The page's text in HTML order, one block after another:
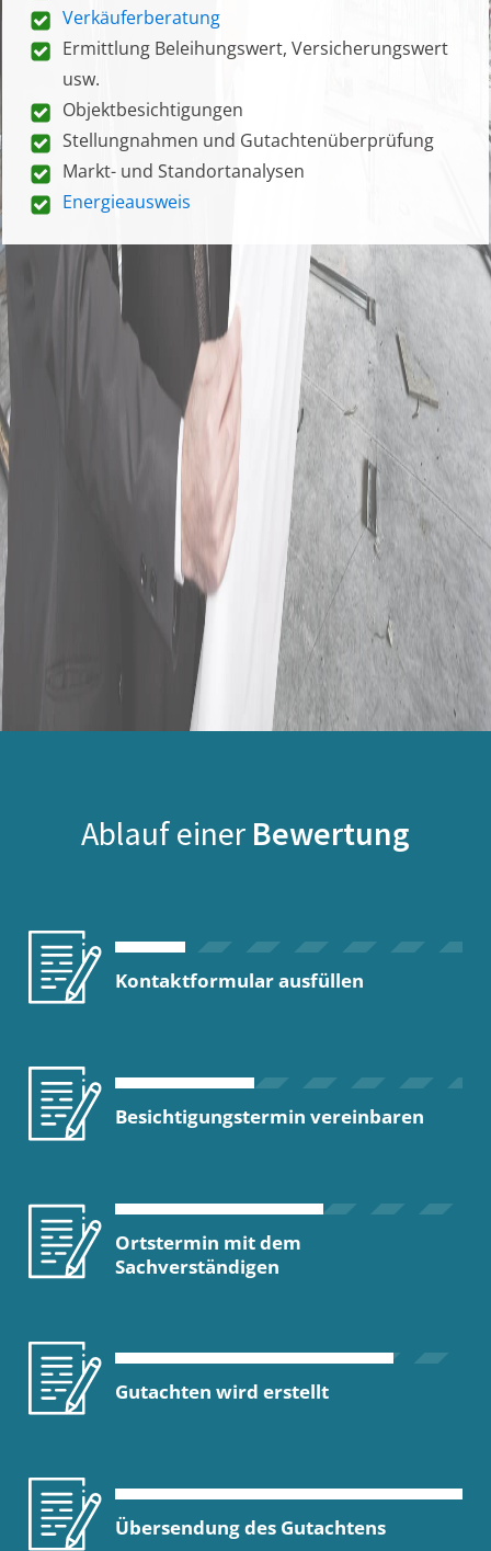
Verkäuferberatung
Ermittlung Beleihungswert, Versicherungswert
usw.
Objektbesichtigungen
Stellungnahmen und Gutachtenüberprüfung
Markt- und Standortanalysen
Energieausweis
Ablauf einer Bewertung
Kontaktformular ausfüllen
Besichtigungstermin vereinbaren
Ortstermin mit dem
Sachverständigen
Gutachten wird erstellt
Übersendung des Gutachtens